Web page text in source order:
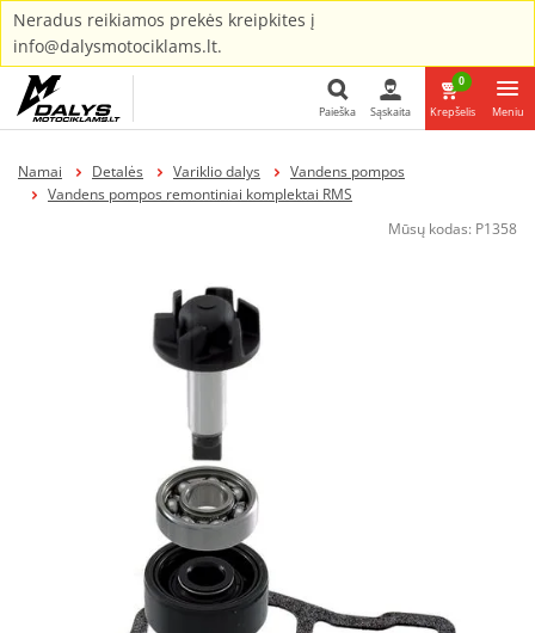
Neradus reikiamos prekės kreipkites į
info@dalysmotociklams.lt.
Paieška Sąskaita
0
Krepšelis Meniu
Namai Detalės Variklio dalys
Vandens pompos
Vandens pompos remontiniai komplektai RMS
Mūsų kodas: P1358